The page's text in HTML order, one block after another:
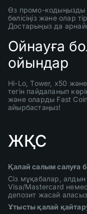
Өз промо-кодыңызды
бөлісіңіз және олар
Достарыңыз да
Ойнауға
ойындар
Hi-Lo, Tower, x50
тегін пайдаланып
және оларды Fast
айырбастаңыз!
ЖҚС
Қалай салым салуға
Сіз мұқабалар, алдын
Visa/Mastercard
депозит жасай
Ұтысты қалай